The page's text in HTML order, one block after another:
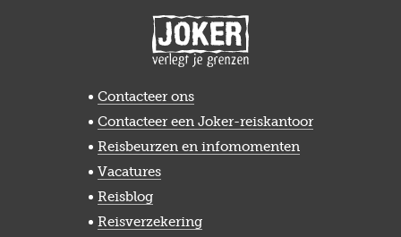
Contacteer ons
Contacteer een Joker-reiskantoor
Reisbeurzen en infomomenten
Vacatures
Reisblog
Reisverzekering